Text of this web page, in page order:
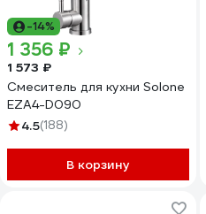
-14%
1 356 ₽
1 573 ₽
Смеситель для кухни Solone
EZA4-D090
4.5(188)
В корзину